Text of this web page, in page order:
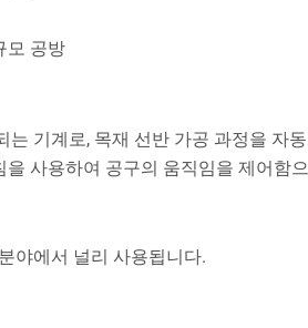
모 공방
는 기계로, 목재 선반 가공 과정을 자
사용하여 공구의 움직임을 제어함
야에서 널리 사용됩니다.